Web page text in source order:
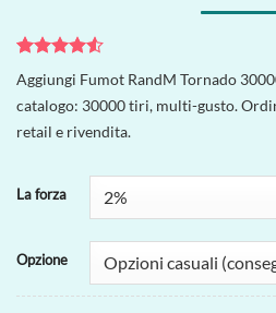
Valutato
4.5su 5
su base di
2
recensioni
Aggiungi Fumot RandM Tornado
catalogo: 30000 tiri, multi-gusto.
retail e rivendita.
La forza
Opzione